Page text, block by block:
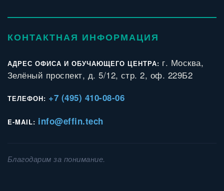
КОНТАКТНАЯ ИНФОРМАЦИЯ
АДРЕС ОФИСА И ОБУЧАЮЩЕГО ЦЕНТРА: г. Москва,
Зелёный проспект, д. 5/12, стр. 2, оф. 229Б2
ТЕЛЕФОН: +7 (495) 410-08-06
E-MAIL: info@effin.tech
Благодарим за понимание.